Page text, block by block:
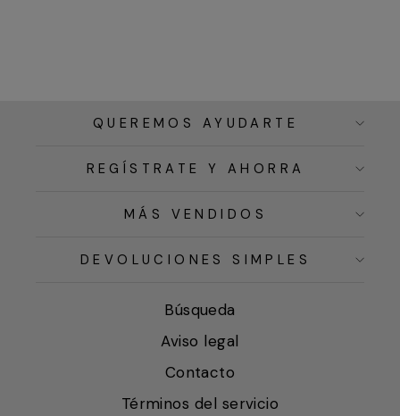
QUEREMOS AYUDARTE
REGÍSTRATE Y AHORRA
MÁS VENDIDOS
DEVOLUCIONES SIMPLES
Búsqueda
Aviso legal
Contacto
Términos del servicio